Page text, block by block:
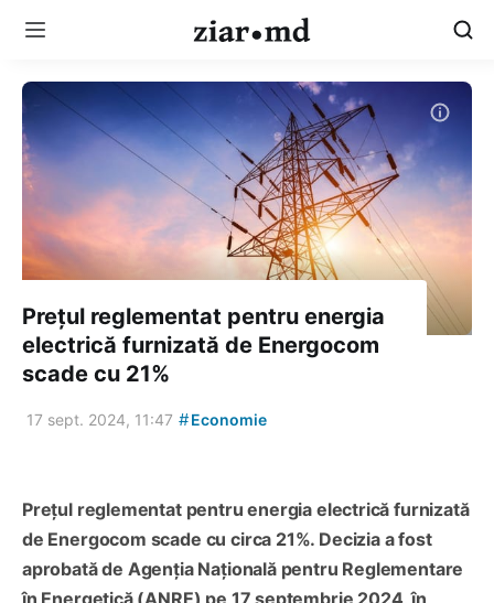
Prețul reglementat pentru energia
electrică furnizată de Energocom
scade cu 21%
17 sept. 2024, 11:47 #Economie
Prețul reglementat pentru energia electrică furnizată
de Energocom scade cu circa 21%. Decizia a fost
aprobată de Agenția Națională pentru Reglementare
în Energetică (ANRE) pe 17 septembrie 2024, în